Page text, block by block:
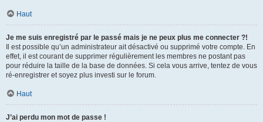
Haut
Je me suis enregistré par le passé mais je ne peux plus me connecter ?!
Il est possible qu’un administrateur ait désactivé ou supprimé votre compte. En
effet, il est courant de supprimer régulièrement les membres ne postant pas
pour réduire la taille de la base de données. Si cela vous arrive, tentez de vous
ré-enregistrer et soyez plus investi sur le forum.
Haut
J’ai perdu mon mot de passe !